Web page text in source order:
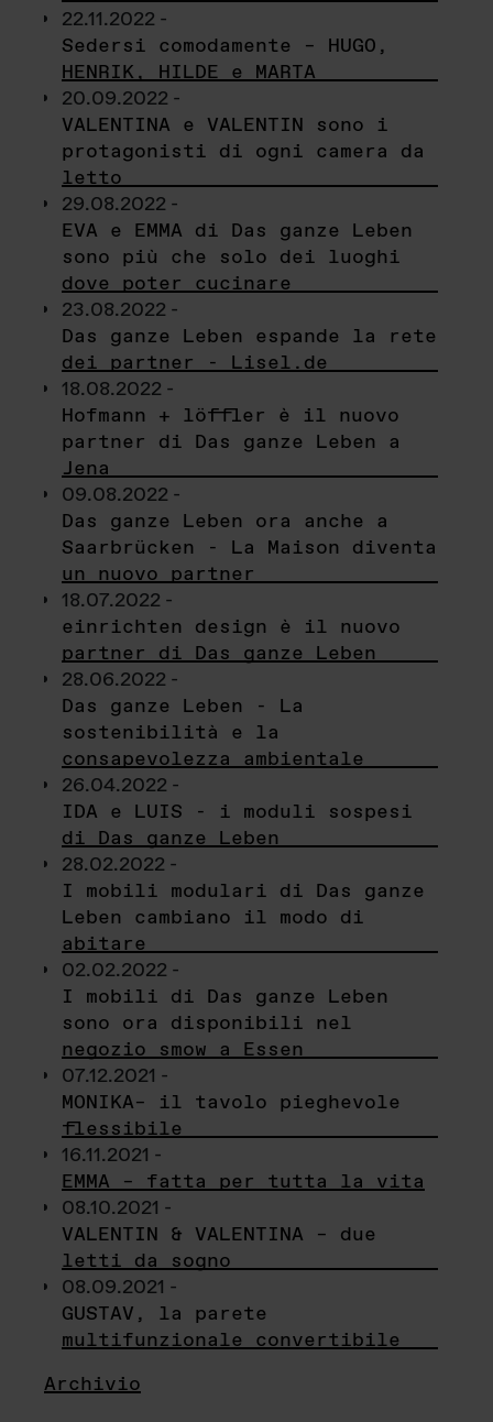
22.11.2022 -
Sedersi comodamente – HUGO,
HENRIK, HILDE e MARTA
20.09.2022 -
VALENTINA e VALENTIN sono i
protagonisti di ogni camera da
letto
29.08.2022 -
EVA e EMMA di Das ganze Leben
sono più che solo dei luoghi
dove poter cucinare
23.08.2022 -
Das ganze Leben espande la rete
dei partner - Lisel.de
18.08.2022 -
Hofmann + löffler è il nuovo
partner di Das ganze Leben a
Jena
09.08.2022 -
Das ganze Leben ora anche a
Saarbrücken - La Maison diventa
un nuovo partner
18.07.2022 -
einrichten design è il nuovo
partner di Das ganze Leben
28.06.2022 -
Das ganze Leben - La
sostenibilità e la
consapevolezza ambientale
26.04.2022 -
IDA e LUIS - i moduli sospesi
di Das ganze Leben
28.02.2022 -
I mobili modulari di Das ganze
Leben cambiano il modo di
abitare
02.02.2022 -
I mobili di Das ganze Leben
sono ora disponibili nel
negozio smow a Essen
07.12.2021 -
MONIKA– il tavolo pieghevole
flessibile
16.11.2021 -
EMMA – fatta per tutta la vita
08.10.2021 -
VALENTIN & VALENTINA – due
letti da sogno
08.09.2021 -
GUSTAV, la parete
multifunzionale convertibile
Archivio